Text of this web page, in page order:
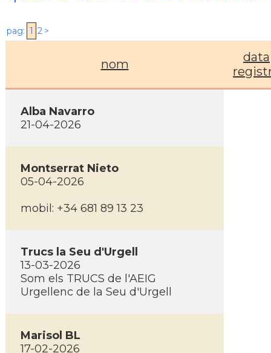
pag: 1 2 >
nom
data
Alba Navarro
21-04-2026
Montserrat Nieto
05-04-2026
mobil: +34 681 89 13 23
Trucs la Seu d'Urgell
13-03-2026
Som els TRUCS de l'AEIG
Urgellenc de la Seu d'Urgell
Marisol BL
17-02-2026